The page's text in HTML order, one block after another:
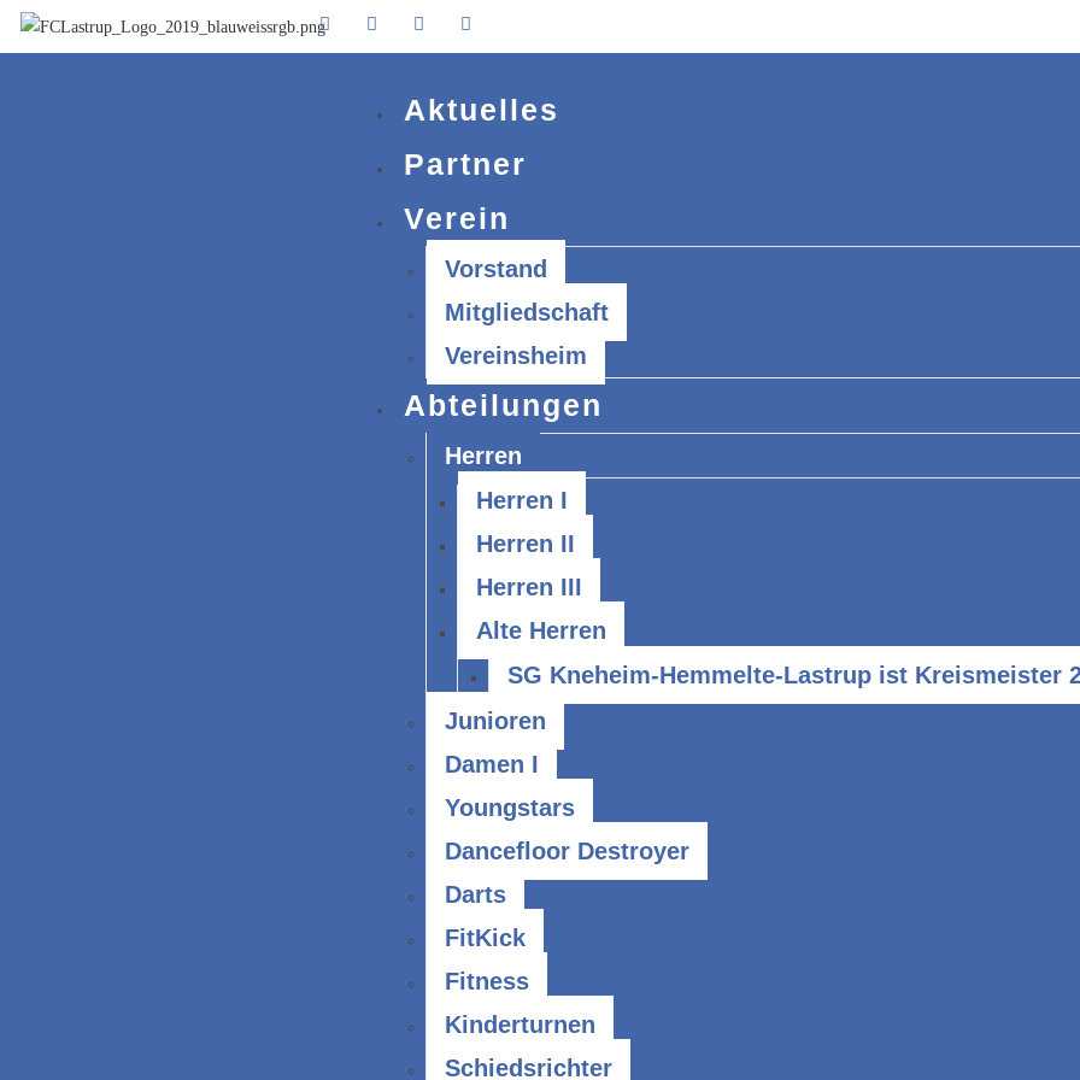
Aktuelles
Partner
Verein
Vorstand
Mitgliedschaft
Vereinsheim
Abteilungen
Herren
Herren I
Herren II
Herren III
Alte Herren
SG Kneheim-Hemmelte-Lastrup ist Kreismeister
Junioren
Damen I
Youngstars
Dancefloor Destroyer
Darts
FitKick
Fitness
Kinderturnen
Schiedsrichter